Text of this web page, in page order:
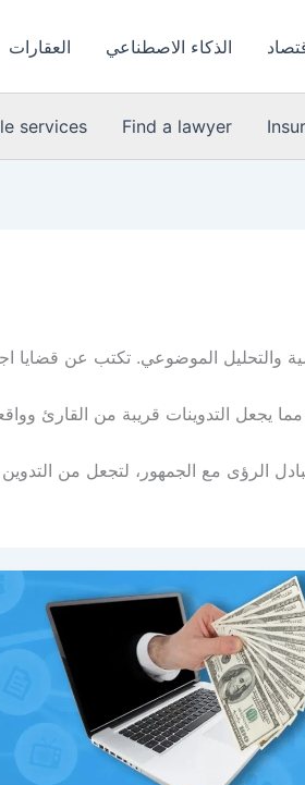
الذكاء الاصطناعي العقارات
Find a lawyer
services
والتحليل الموضوعي. تكتب عن قضايا
مما يجعل التدوينات قريبة من القارئ
الرؤى مع الجمهور، لتجعل من